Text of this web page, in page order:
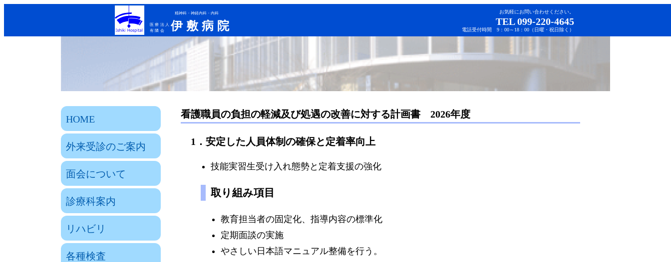
精神科・神経内科・内科
医療法人
有隣会
伊敷病院
お気軽にお問い合わせください。
TEL 099-220-4645
電話受付時間 9：00～18：00（日曜・祝日除く）
HOME
外来受診のご案内
面会について
診療科案内
リハビリ
各種検査
看護職員の負担の軽減及び処遇の改善に対する計画書 2026年度
1．安定した人員体制の確保と定着率向上
技能実習生受け入れ態勢と定着支援の強化
取り組み項目
教育担当者の固定化、指導内容の標準化
定期面談の実施
やさしい日本語マニュアル整備を行う。